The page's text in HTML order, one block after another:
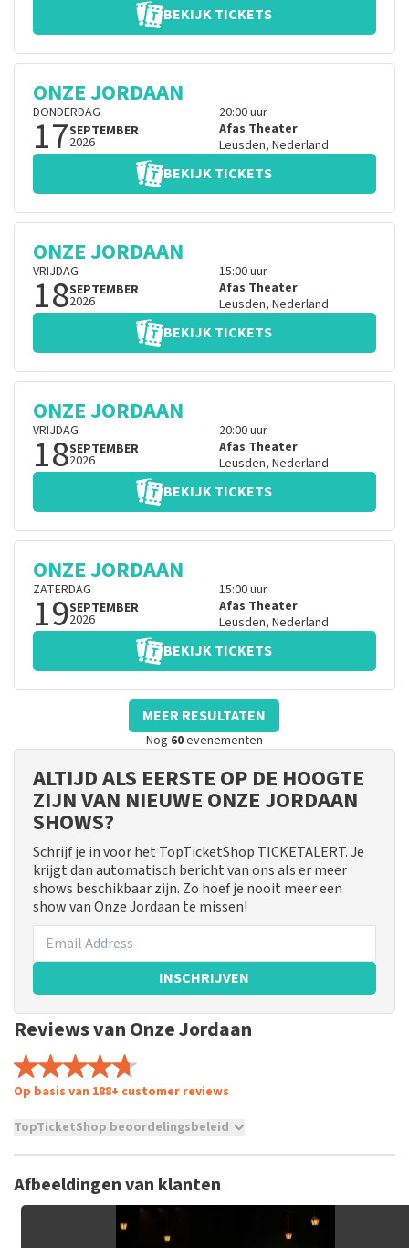
BEKIJK TICKETS
ONZE JORDAAN
DONDERDAG
17SEPTEMBER
2026
20:00uur
Afas Theater
Leusden, Nederland
BEKIJK TICKETS
ONZE JORDAAN
VRIJDAG
18SEPTEMBER
2026
15:00uur
Afas Theater
Leusden, Nederland
BEKIJK TICKETS
ONZE JORDAAN
VRIJDAG
18SEPTEMBER
2026
20:00uur
Afas Theater
Leusden, Nederland
BEKIJK TICKETS
ONZE JORDAAN
ZATERDAG
19SEPTEMBER
2026
15:00uur
Afas Theater
Leusden, Nederland
BEKIJK TICKETS
MEER RESULTATEN
Nog 60evenementen
ALTIJD ALS EERSTE OP DE HOOGTE
ZIJN VAN NIEUWE ONZE JORDAAN
SHOWS?
Schrijf je in voor het TopTicketShop TICKETALERT. Je
krijgt dan automatisch bericht van ons als er meer
shows beschikbaar zijn. Zo hoef je nooit meer een
show van Onze Jordaan te missen!
INSCHRIJVEN
Reviews van Onze Jordaan
Op basis van 188+ customer reviews
TopTicketShop beoordelingsbeleid
niet mogelijk om een review achter te laten als je geen
tickets hebt aangeschaft bij TopTicketShop. Reviews met
grof taalgebruik en/of onwaarheden worden niet geplaatst.
Het kan enkele weken duren voordat een review wordt
Afbeeldingen van klanten